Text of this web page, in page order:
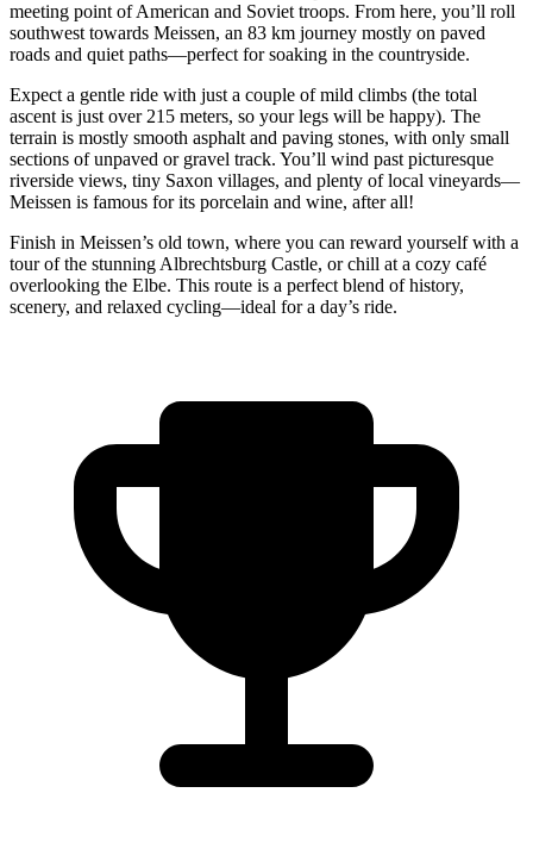
meeting point of American and Soviet troops. From here, you’ll roll
southwest towards Meissen, an 83 km journey mostly on paved
roads and quiet paths—perfect for soaking in the countryside.
Expect a gentle ride with just a couple of mild climbs (the total
ascent is just over 215 meters, so your legs will be happy). The
terrain is mostly smooth asphalt and paving stones, with only small
sections of unpaved or gravel track. You’ll wind past picturesque
riverside views, tiny Saxon villages, and plenty of local vineyards—
Meissen is famous for its porcelain and wine, after all!
Finish in Meissen’s old town, where you can reward yourself with a
tour of the stunning Albrechtsburg Castle, or chill at a cozy café
overlooking the Elbe. This route is a perfect blend of history,
scenery, and relaxed cycling—ideal for a day’s ride.